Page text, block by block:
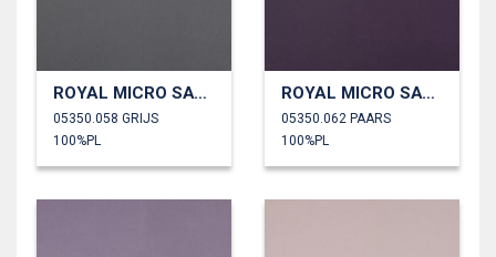
ROYAL MICRO SATIJN
05350.058 GRIJS
100%PL
ROYAL MICRO SATIJN
05350.062 PAARS
100%PL